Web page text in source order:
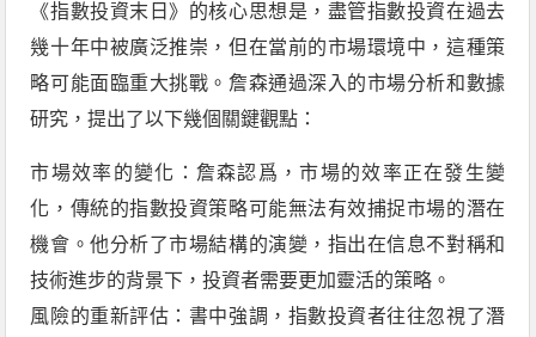
《指數投資末日》的核心思想是，盡管指數投資在過去
幾十年中被廣泛推崇，但在當前的市場環境中，這種策
略可能面臨重大挑戰。詹森通過深入的市場分析和數據
研究，提出了以下幾個關鍵觀點：
市場效率的變化：詹森認爲，市場的效率正在發生變
化，傳統的指數投資策略可能無法有效捕捉市場的潛在
機會。他分析了市場結構的演變，指出在信息不對稱和
技術進步的背景下，投資者需要更加靈活的策略。
風險的重新評估：書中強調，指數投資者往往忽視了潛